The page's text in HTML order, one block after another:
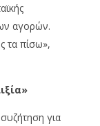
αγορών.
τα πίσω»,
για